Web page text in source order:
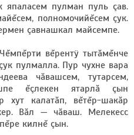
пулман пуль çав.
полномочийĕсем çук.
çавнашкал майсемпе.
вĕрентÿ тытăмĕнче
пулмалла. Пур чухне вара
чăвашсем, тутарсем,
ĕçлекен ятарлă çын
хут калатăп, вĕтĕр-шакăр
Вăл — чăваш. Мелекесс
килнĕ çын.